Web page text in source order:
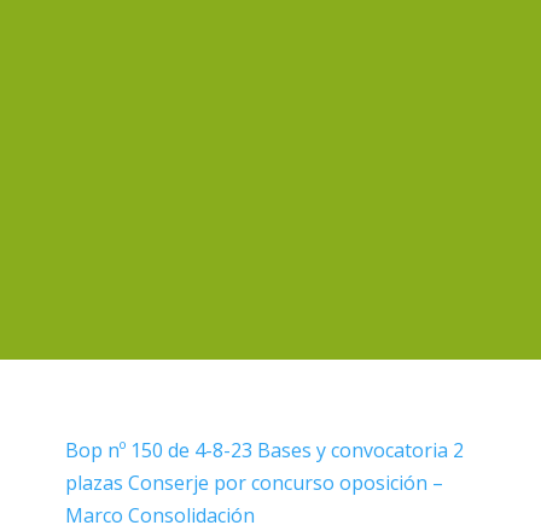
Bop nº 150 de 4-8-23 Bases y convocatoria 2
plazas Conserje por concurso oposición –
Marco Consolidación